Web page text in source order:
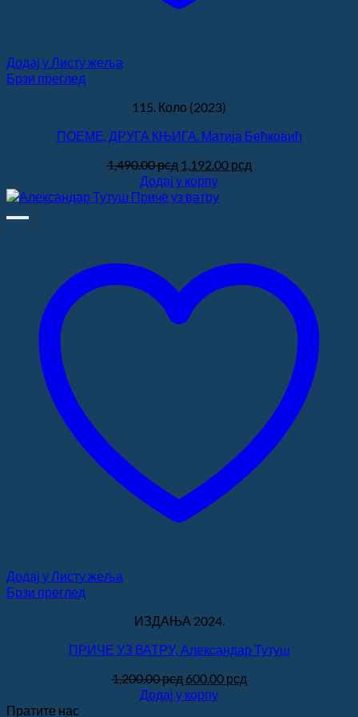
Додај у Листу жеља
Брзи преглед
115. Коло (2023)
ПОЕМЕ, ДРУГА КЊИГА, Матија Бећковић
1,490.00рсд Оригинална
цена
је
1,192.00 рсдТренутна
Додај у корпу
Додај у Листу жеља
Брзи преглед
ИЗДАЊА 2024.
ПРИЧЕ УЗ ВАТРУ, Александар Тутуш
1,200.00рсд Оригинална
цена
600.00 рсдТренутна
Додај у корпу
Пратите нас